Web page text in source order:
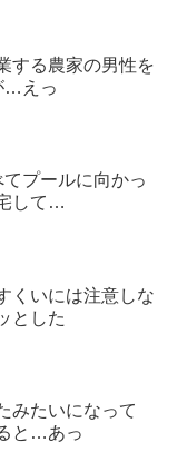
する農家の男性を
…えっ
プールに向かっ
して…
くいには注意しな
とした
みたいになって
と…あっ